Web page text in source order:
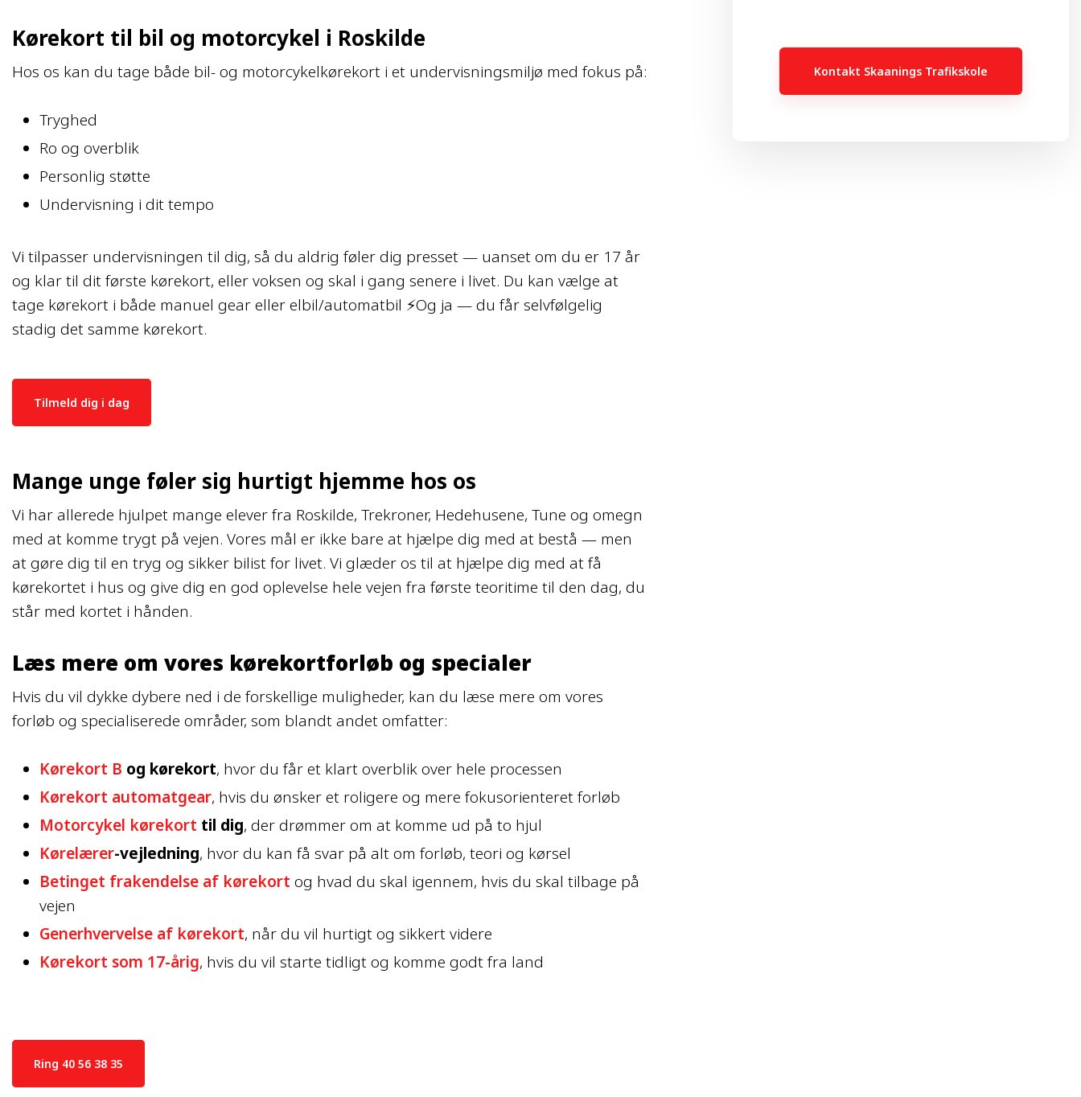
Kørekort til bil og motorcykel i Roskilde
Hos os kan du tage både bil- og motorcykelkørekort i et undervisningsmiljø med fokus på:
Tryghed
Ro og overblik
Personlig støtte
Undervisning i dit tempo
​​​Vi tilpasser undervisningen til dig, så du aldrig føler dig presset — uanset om du er 17 år
og klar til dit første kørekort, eller voksen og skal i gang senere i livet. Du kan vælge at
tage kørekort i både manuel gear eller elbil/automatbil ⚡Og ja — du får selvfølgelig
stadig det samme kørekort.
Tilmeld dig i dag
Mange unge føler sig hurtigt hjemme hos os
Vi har allerede hjulpet mange elever fra Roskilde, Trekroner, Hedehusene, Tune og omegn
med at komme trygt på vejen. Vores mål er ikke bare at hjælpe dig med at bestå — men
at gøre dig til en tryg og sikker bilist for livet. Vi glæder os til at hjælpe dig med at få
kørekortet i hus og give dig en god oplevelse hele vejen fra første teoritime til den dag, du
står med kortet i hånden.
​Læs mere om vores kørekortforløb og specialer
​Hvis du vil dykke dybere ned i de forskellige muligheder, kan du læse mere om vores
forløb og specialiserede områder, som blandt andet omfatter:
Kørekort B og kørekort, hvor du får et klart overblik over hele processen
Kørekort automatgear, hvis du ønsker et roligere og mere fokusorienteret forløb
Motorcykel kørekort til dig, der drømmer om at komme ud på to hjul
Kørelærer-vejledning, hvor du kan få svar på alt om forløb, teori og kørsel
Betinget frakendelse af kørekort og hvad du skal igennem, hvis du skal tilbage på
vejen
Generhvervelse af kørekort, når du vil hurtigt og sikkert videre
Kørekort som 17-årig, hvis du vil starte tidligt og komme godt fra land
Ring 40 56 38 35
Kontakt Skaanings Trafikskole